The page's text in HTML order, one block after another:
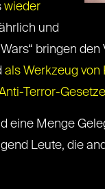
wieder
und
bringen
als Werkzeug
Terror-
eine Menge
Leute, die